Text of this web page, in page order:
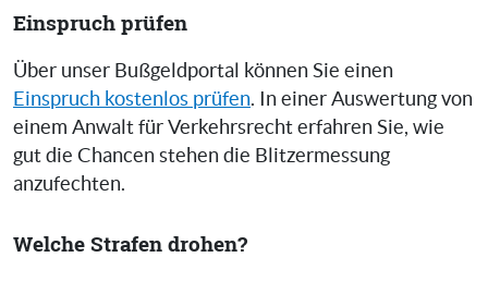
Einspruch prüfen
Über unser Bußgeldportal können Sie einen
Einspruch kostenlos prüfen. In einer Auswertung von
einem Anwalt für Verkehrsrecht erfahren Sie, wie
gut die Chancen stehen die Blitzermessung
anzufechten.
Welche Strafen drohen?